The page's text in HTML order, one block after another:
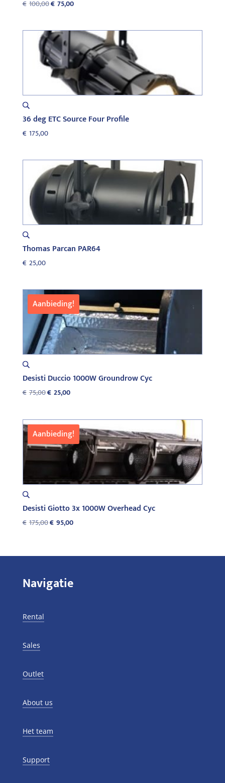
€ 100,00Oorspronkelijke
€100,00.
€ 75,00Huidige
€75,00.
36 deg ETC Source Four Profile
€ 175,00
Thomas Parcan PAR64
€ 25,00
Aanbieding!
Desisti Duccio 1000W Groundrow Cyc
€ 75,00Oorspronkelijke
€75,00.
€ 25,00Huidige
€25,00.
Aanbieding!
Desisti Giotto 3x 1000W Overhead Cyc
€ 175,00Oorspronkelijke
€175,00.
€ 95,00Huidige
€95,00.
Navigatie
Rental
Sales
Outlet
About us
Het team
Support